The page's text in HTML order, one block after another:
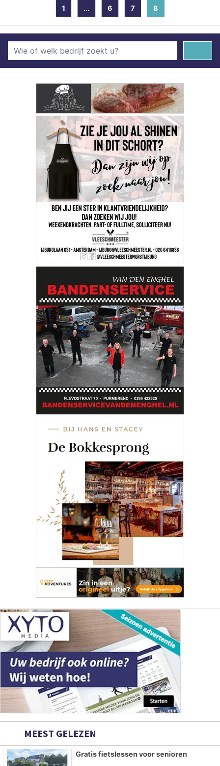
1 ... 6 7 8
MEEST GELEZEN
Gratis fietslessen voor senioren